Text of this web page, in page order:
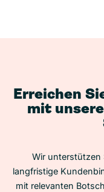
Erreichen
mit
Wir unterstützen
langfristige
mit relevanten